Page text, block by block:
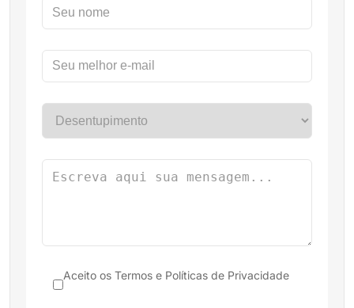
Aceito os Termos e Políticas de Privacidade